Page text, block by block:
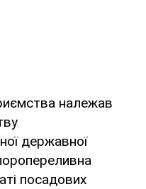
належав
державної
посадових